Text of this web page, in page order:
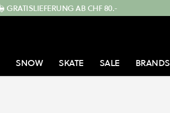
GRATISLIEFERUNG AB CHF 80.-
SNOW SKATE SALE BRANDS